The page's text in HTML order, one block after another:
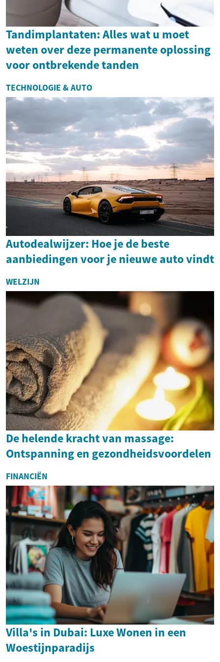
Tandimplantaten: Alles wat u moet
weten over deze permanente oplossing
voor ontbrekende tanden
TECHNOLOGIE & AUTO
Autodealwijzer: Hoe je de beste
aanbiedingen voor je nieuwe auto vindt
WELZIJN
De helende kracht van massage:
Ontspanning en gezondheidsvoordelen
FINANCIËN
Villa's in Dubai: Luxe Wonen in een
Woestijnparadijs